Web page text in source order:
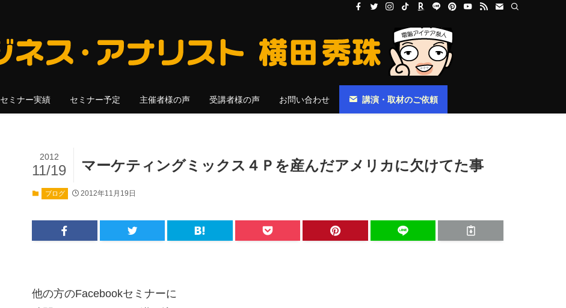
セミナー実績 セミナー予定 主催者様の声 受講者様の声 お問い合わせ 講演・取材のご依頼
マーケティングミックス４Ｐを産んだアメリカに欠けてた事
2012
11/19
ブログ 2012年11月19日
他の方のFacebookセミナーに